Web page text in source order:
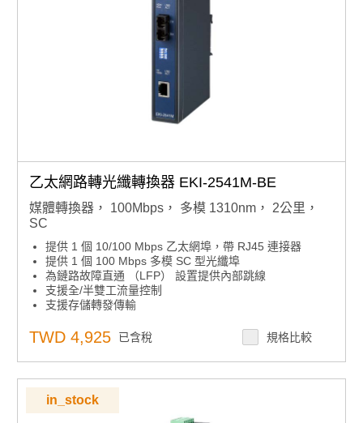
乙太網路轉光纖轉換器 EKI-2541M-BE
媒體轉換器， 100Mbps， 多模 1310nm， 2公里，
SC
提供 1 個 10/100 Mbps 乙太網埠，帶 RJ45 連接器
提供 1 個 100 Mbps 多模 SC 型光纖埠
為鏈路故障直通 （LFP） 設置提供內部跳線
支援全/半雙工流量控制
支援存儲轉發傳輸
支援 MDI/MDI-X 自動交叉
支援冗餘 12-48 VDC 電源輸入
提供靈活的安裝：DIN導軌和面板安裝
TWD 4,925 已含稅 規格比較
in_stock